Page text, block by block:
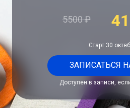
5500₽
Старт 30
ЗАПИСАТЬСЯ
Доступен в записи,